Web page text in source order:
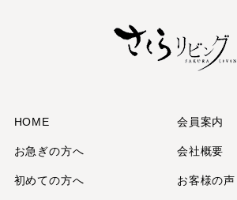
2024年12月
2024年11月
2024年9月
HOME
お急ぎの方へ
初めての方へ
会員案内
会社概要
お客様の声